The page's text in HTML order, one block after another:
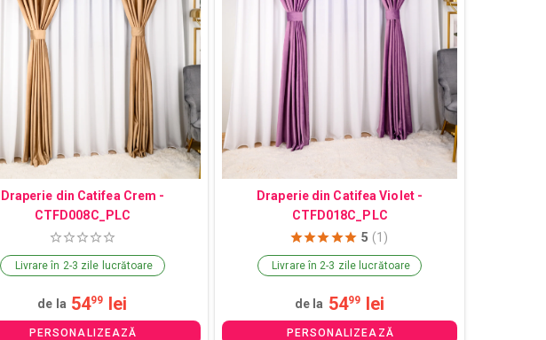
Draperie din Catifea Crem -
CTFD008C_PLC
Livrare în 2-3 zile lucrătoare
de la 5499 lei
PERSONALIZEAZĂ
Draperie din Catifea Violet -
CTFD018C_PLC
5 (1)
Livrare în 2-3 zile lucrătoare
de la 5499 lei
PERSONALIZEAZĂ